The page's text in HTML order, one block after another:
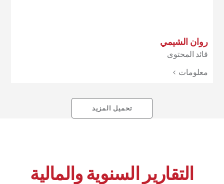
روان الشيمي
قائد المحتوى
معلومات >
تحميل المزيد
التقارير السنوية والمالية